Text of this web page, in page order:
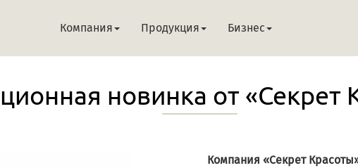
Компания Продукция Бизнес
новинка от «Секрет
Компания «Секрет